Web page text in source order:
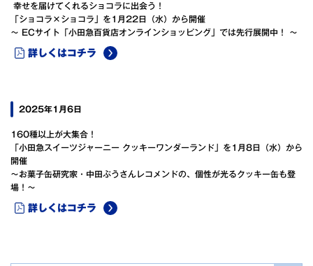
幸せを届けてくれるショコラに出会う！
「ショコラ×ショコラ」を1月22日（水）から開催
～ ECサイト「小田急百貨店オンラインショッピング」では先行展開中！ ～
詳しくはコチラ
2025年1月6日
160種以上が大集合！
「小田急スイーツジャーニー クッキーワンダーランド」を1月8日（水）から
開催
～お菓子缶研究家・中田ぷうさんレコメンドの、個性が光るクッキー缶も登
場！～
詳しくはコチラ